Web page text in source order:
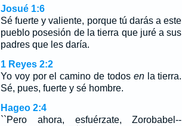
Josué 1:6
Sé fuerte y valiente, porque tú darás a este
pueblo posesión de la tierra que juré a sus
padres que les daría.
1 Reyes 2:2
Yo voy por el camino de todos enla tierra.
Sé, pues, fuerte y sé hombre.
Hageo 2:4
``Pero ahora, esfuérzate, Zorobabel--